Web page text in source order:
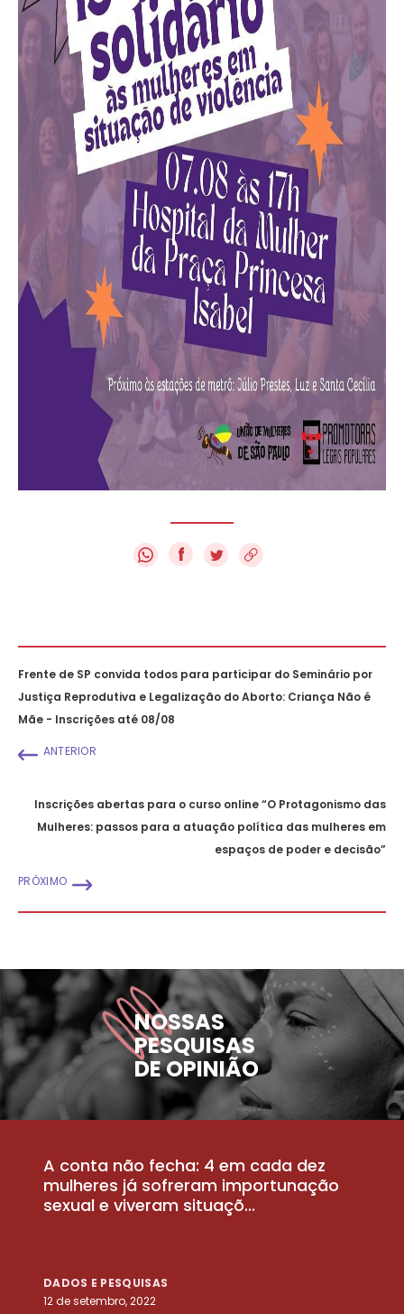
f
Frente de SP convida todos para participar do Seminário por
Justiça Reprodutiva e Legalização do Aborto: Criança Não é
Mãe - Inscrições até 08/08
ANTERIOR
Inscrições abertas para o curso online “O Protagonismo das
Mulheres: passos para a atuação política das mulheres em
espaços de poder e decisão”
PRÓXIMO
NOSSAS
PESQUISAS
DE OPINIÃO
A conta não fecha: 4 em cada dez
mulheres já sofreram importunação
sexual e viveram situaçõ...
DADOS E PESQUISAS
12 de setembro, 2022